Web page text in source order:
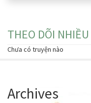
THEO DÕI NHIỀU
Chưa có truyện nào
Archives